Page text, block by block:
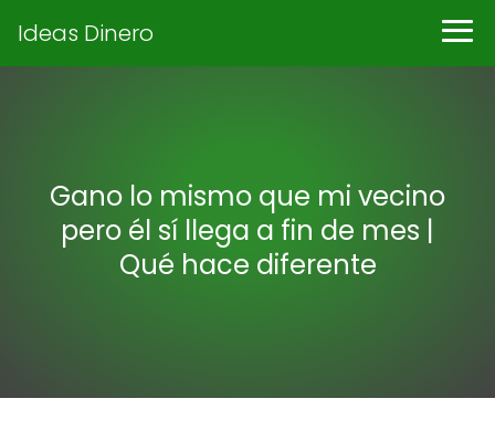
Ideas Dinero
Gano lo mismo que mi vecino
pero él sí llega a fin de mes |
Qué hace diferente